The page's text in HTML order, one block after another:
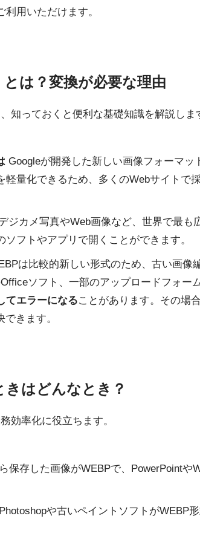
用いただけます。
は？変換が必要な理由
知っておくと便利な基礎知識を解説しま
Googleが開発した新しい画像フォーマッ
軽量化できるため、多くのWebサイトで
ジカメ写真やWeb画像など、世界で最も
フトやアプリで開くことができます。
は比較的新しい形式のため、古い画像
ソフト、一部のアップロードフォー
てエラーになることがあります。その場
きます。
はどんなとき？
効率化に役立ちます。
保存した画像がWEBPで、PowerPointや
や古いペイントソフトがWEBP